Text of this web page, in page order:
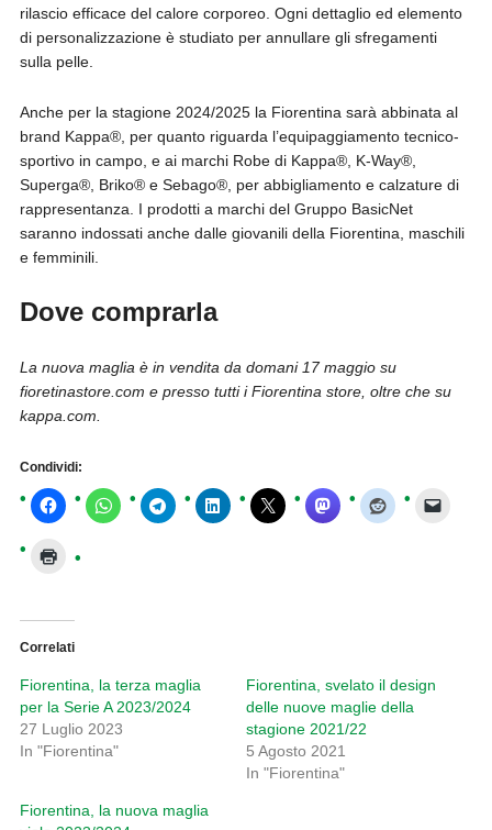
rilascio efficace del calore corporeo. Ogni dettaglio ed elemento
di personalizzazione è studiato per annullare gli sfregamenti
sulla pelle.
Anche per la stagione 2024/2025 la Fiorentina sarà abbinata al
brand Kappa®, per quanto riguarda l’equipaggiamento tecnico-
sportivo in campo, e ai marchi Robe di Kappa®, K-Way®,
Superga®, Briko® e Sebago®, per abbigliamento e calzature di
rappresentanza. I prodotti a marchi del Gruppo BasicNet
saranno indossati anche dalle giovanili della Fiorentina, maschili
e femminili.
Dove comprarla
La nuova maglia è in vendita da domani 17 maggio su
fioretinastore.com e presso tutti i Fiorentina store, oltre che su
kappa.com.
Condividi:
Correlati
Fiorentina, la terza maglia
per la Serie A 2023/2024
27 Luglio 2023
In "Fiorentina"
Fiorentina, svelato il design
delle nuove maglie della
stagione 2021/22
5 Agosto 2021
In "Fiorentina"
Fiorentina, la nuova maglia